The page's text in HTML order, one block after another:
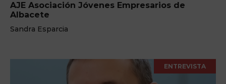
AJE Asociación Jóvenes Empresarios de
Albacete
Sandra Esparcia
ENTREVISTA